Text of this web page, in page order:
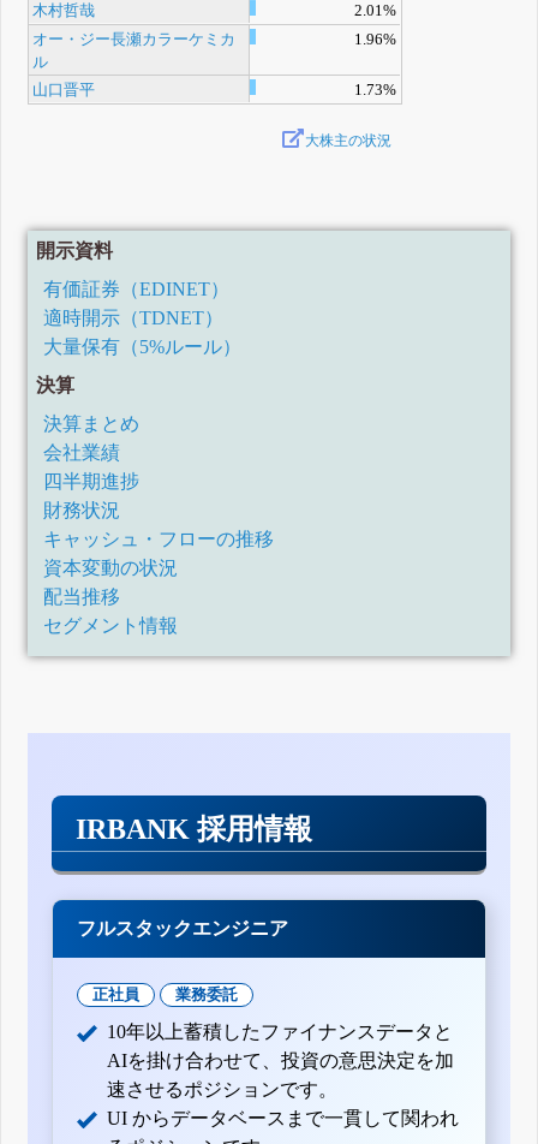
木村哲哉
2.01%
オー・ジー長瀬カラーケミカ
ル
1.96%
山口晋平 1.73%
大株主の状況
開示資料
有価証券（EDINET）
適時開示（TDNET）
大量保有（5%ルール）
決算
決算まとめ
会社業績
四半期進捗
財務状況
キャッシュ・フローの推移
資本変動の状況
配当推移
セグメント情報
IRBANK 採用情報
フルスタックエンジニア
正社員 業務委託
10年以上蓄積したファイナンスデータと
AIを掛け合わせて、投資の意思決定を加
速させるポジションです。
UI からデータベースまで一貫して関われ